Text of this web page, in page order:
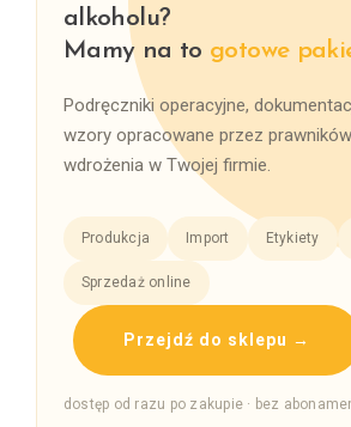
alkoholu?
Mamy na to gotowe
Podręczniki operacyjne,
wzory opracowane przez
wdrożenia w Twojej firmie.
Produkcja Import Etykiety
Sprzedaż online
Przejdź do sklepu →
dostęp od razu po zakupie · bez